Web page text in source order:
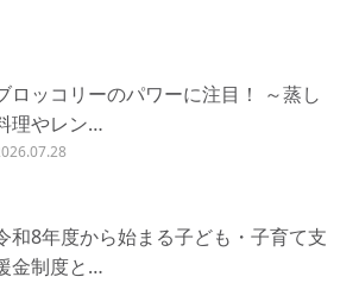
ロッコリーのパワーに注目！ ～蒸し
理やレン…
和8年度から始まる子ども・子育て支
金制度と…